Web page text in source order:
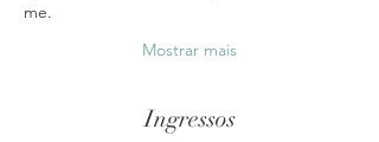
me.
Mostrar mais
Ingressos